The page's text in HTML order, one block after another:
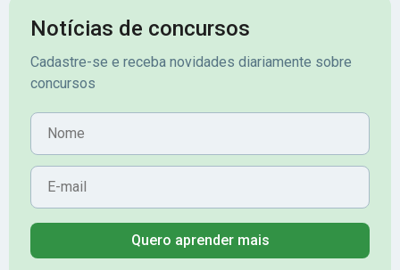
Notícias de concursos
Cadastre-se e receba novidades diariamente sobre
concursos
Nome
E-mail
Quero aprender mais